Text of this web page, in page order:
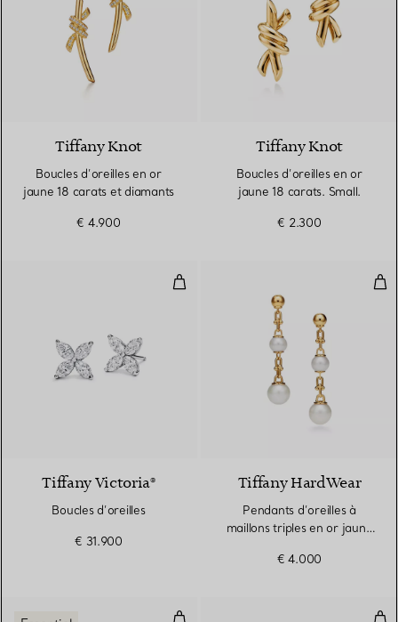
Tiffany Knot
Boucles d’oreilles en or
jaune 18 carats et diamants
€ 4.900
Tiffany Knot
Boucles d’oreilles en or
jaune 18 carats. Small.
€ 2.300
Boucles d’oreilles
Tiffany Victoria®
Boucles d’oreilles
€ 31.900
Tiffany HardWear
Pendants d’oreilles à
maillons triples en or jaune
douce
€ 4.000
Boucles d’oreilles à maillons